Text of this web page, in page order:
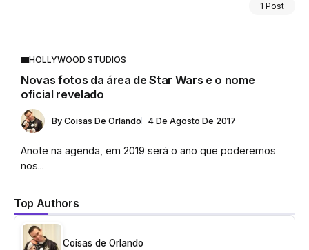
1 Post
Top Authors
Coisas de Orlando
HOLLYWOOD STUDIOS
Novas fotos da área de Star Wars e o nome
oficial revelado
By Coisas De Orlando 4 De Agosto De 2017
Anote na agenda, em 2019 será o ano que poderemos
nos...